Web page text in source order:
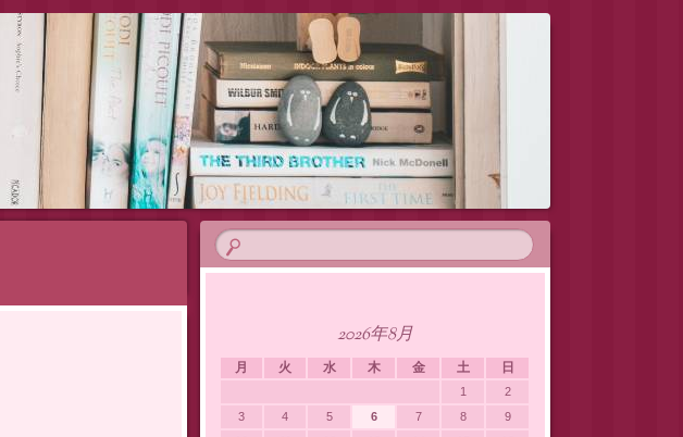
2026年8月
月 火 水 木 金 土 日
1
2
3
4 5 6 7 8
9